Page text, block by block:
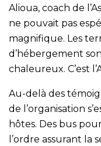
Alioua, coach de
ne pouvait pas
magnifique. Les
d’hébergement
chaleureux. C’est
Au-delà des
de l’organisation
hôtes. Des bus
l’ordre assurant la